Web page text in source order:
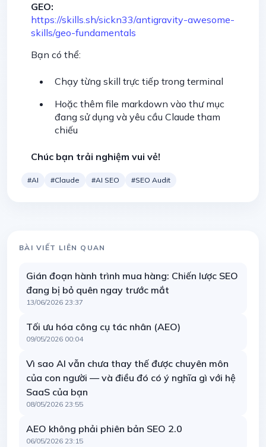
GEO:
https://skills.sh/sickn33/antigravity-awesome-
skills/geo-fundamentals
Bạn có thể:
Chạy từng skill trực tiếp trong terminal
Hoặc thêm file markdown vào thư mục
đang sử dụng và yêu cầu Claude tham
chiếu
Chúc bạn trải nghiệm vui vẻ!
#AI #Claude #AI SEO #SEO Audit
BÀI VIẾT LIÊN QUAN
Gián đoạn hành trình mua hàng: Chiến lược SEO
đang bị bỏ quên ngay trước mắt
13/06/2026 23:37
Tối ưu hóa công cụ tác nhân (AEO)
09/05/2026 00:04
Vì sao AI vẫn chưa thay thế được chuyên môn
của con người — và điều đó có ý nghĩa gì với hệ
SaaS của bạn
08/05/2026 23:55
AEO không phải phiên bản SEO 2.0
06/05/2026 23:15